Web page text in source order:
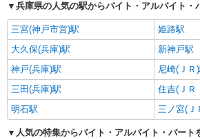
兵庫県の人気の駅からバイト・アルバイト・
三宮(神戸市営)駅
姫路駅
大久保(兵庫)駅
新神戸駅
神戸(兵庫)駅
尼崎(ＪＲ
三田(兵庫)駅
住吉(ＪＲ
明石駅
三ノ宮(Ｊ
人気の特集からバイト・アルバイト・パート